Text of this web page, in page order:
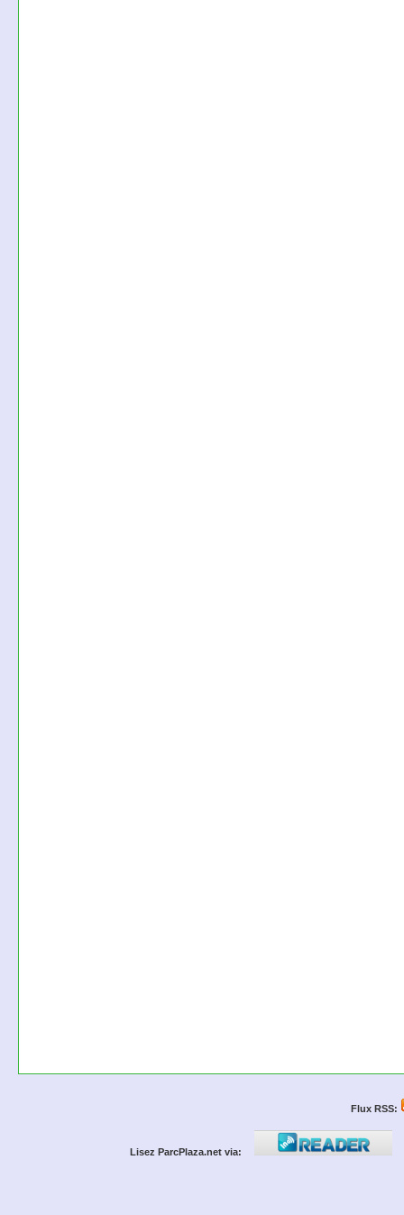
Flux RSS:
Lisez ParcPlaza.net via: